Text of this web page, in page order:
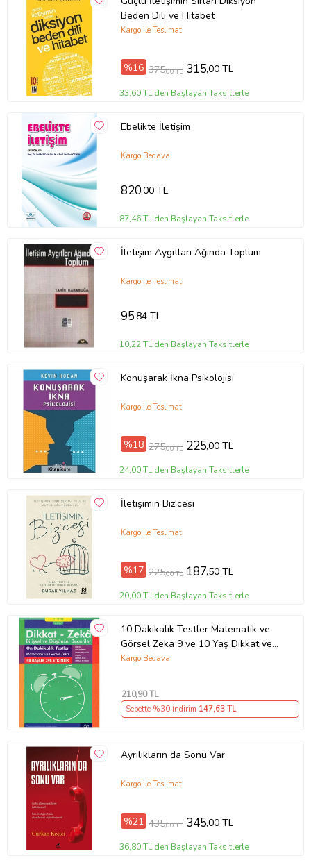
Beden Dili ve Hitabet
Kargo ile Teslimat
%16 375,00 TL 315,00 TL
33,60 TL'den Başlayan Taksitlerle
Ebelikte İletişim
Kargo Bedava
820,00 TL
87,46 TL'den Başlayan Taksitlerle
İletişim Aygıtları Ağında Toplum
Kargo ile Teslimat
95,84 TL
10,22 TL'den Başlayan Taksitlerle
Konuşarak İkna Psikolojisi
Kargo ile Teslimat
%18 275,00 TL 225,00 TL
24,00 TL'den Başlayan Taksitlerle
İletişimin Biz'cesi
Kargo ile Teslimat
%17 225,00 TL 187,50 TL
20,00 TL'den Başlayan Taksitlerle
10 Dakikalık Testler Matematik ve
Görsel Zeka 9 ve 10 Yaş Dikkat ve
Zeka Akademisi
Kargo Bedava
210,90 TL
Sepette %30 İndirim 147,63 TL
Ayrılıkların da Sonu Var
Kargo ile Teslimat
%21 435,00 TL 345,00 TL
36,80 TL'den Başlayan Taksitlerle